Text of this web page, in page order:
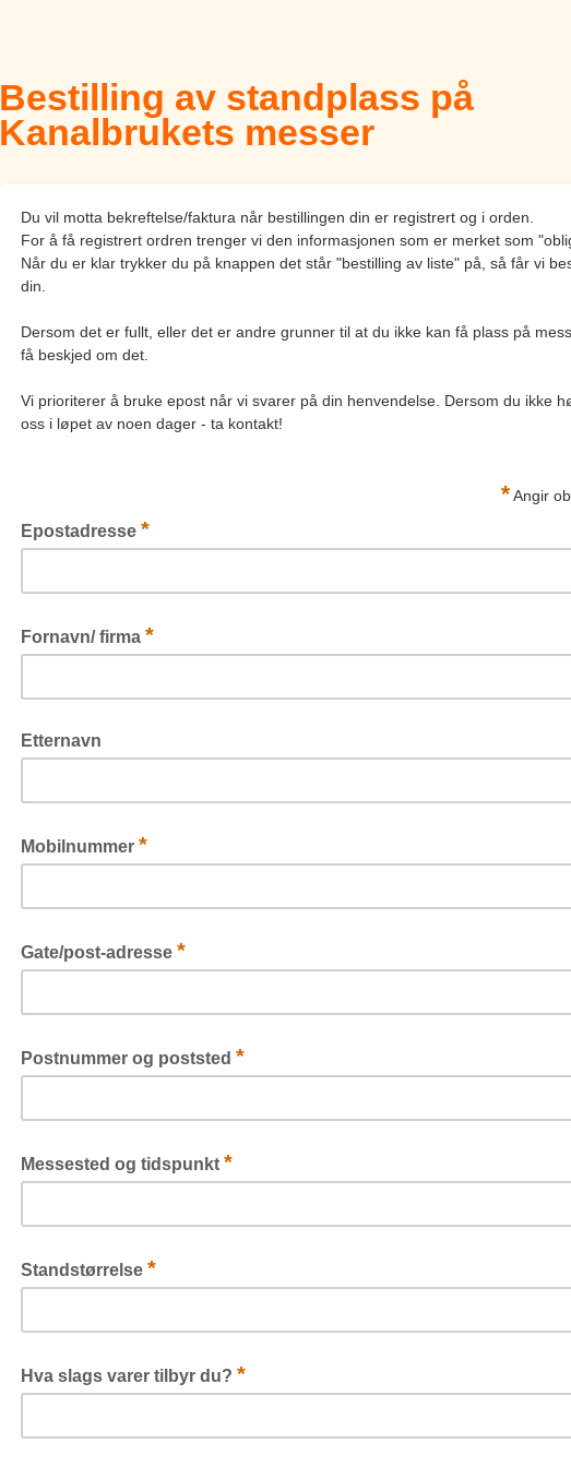
Bestilling av standplass på
Kanalbrukets messer
Du vil motta bekreftelse/faktura når bestillingen din er registrert og i orden.
For å få registrert ordren trenger vi den informasjonen som er merket som
Når du er klar trykker du på knappen det står "bestilling av liste" på, så får vi
din.
Dersom det er fullt, eller det er andre grunner til at du ikke kan få plass på
få beskjed om det.
Vi prioriterer å bruke epost når vi svarer på din henvendelse. Dersom du ikke
oss i løpet av noen dager - ta kontakt!
*Angir
Epostadresse *
Fornavn/ firma *
Etternavn
Mobilnummer *
Gate/post-adresse *
Postnummer og poststed *
Messested og tidspunkt *
Standstørrelse *
Hva slags varer tilbyr du? *